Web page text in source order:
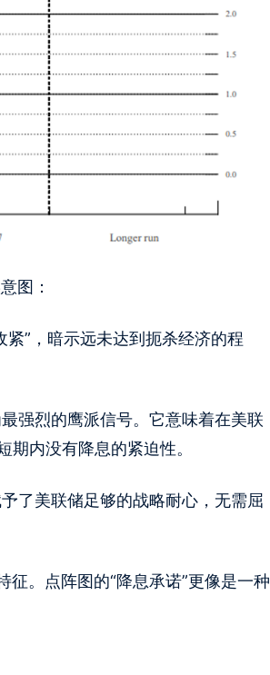
图：
”，暗示远未达到扼杀经济的程
强烈的鹰派信号。它意味着在美联
内没有降息的紧迫性。
了美联储足够的战略耐心，无需屈
征。点阵图的“降息承诺”更像是一种